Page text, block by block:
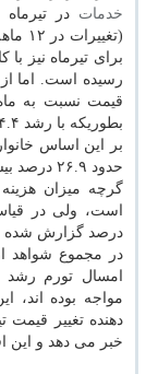
خدمات در
رسیده است. اما
قیمت نسبت به
بطوریکه با رشد ۴.۴ درصدی به ۲۶.۹ درصد رسیده است.
بر این اساس
حدود ۲۶.۹ درصد بیشتر از پارینه هزینه کرده اند.
گرچه میزان
درصد گزارش شده بود حدود۲۰
در مجموع شواهد
امسال تورم رشد
مواجه بوده اند،
خبر می دهد و این